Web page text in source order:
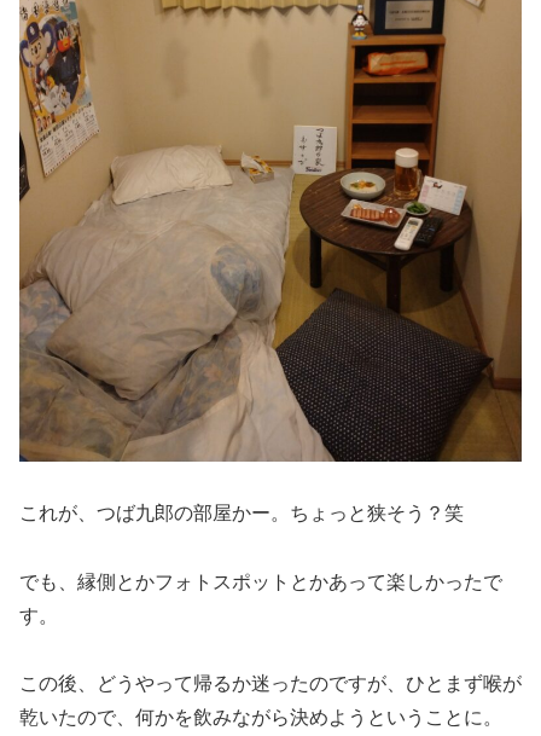
これが、つば九郎の部屋かー。ちょっと狭そう？笑
でも、縁側とかフォトスポットとかあって楽しかったで
す。
この後、どうやって帰るか迷ったのですが、ひとまず喉が
乾いたので、何かを飲みながら決めようということに。